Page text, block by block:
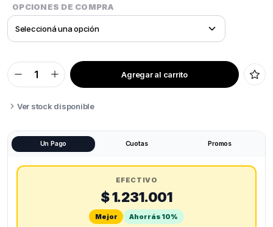
OPCIONES DE COMPRA
BAMBU
LAB
COMBO
quantity
Agregar al carrito
Ver stock disponible
Un Pago Cuotas Promos
EFECTIVO
$ 1.231.001
Mejor Ahorrás 10%